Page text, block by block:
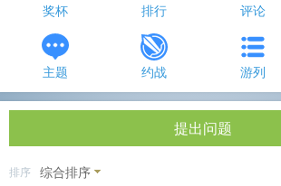
奖杯 排行 评论
主题 约战 游列
提出问题
排序 综合排序